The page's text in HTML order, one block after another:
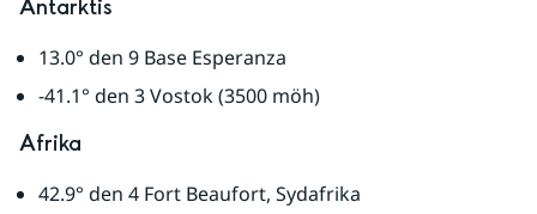
Antarktis
13.0° den 9 Base Esperanza
-41.1° den 3 Vostok (3500 möh)
Afrika
42.9° den 4 Fort Beaufort, Sydafrika